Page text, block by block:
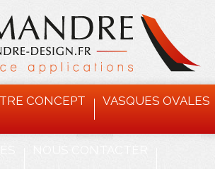
CONCEPT VASQUES OVALES